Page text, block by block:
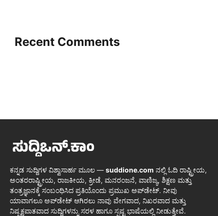
Recent Comments
ಕನ್ನಡ ಸುದ್ದಿಗಳ ವಿಶ್ವಾಸಾರ್ಹ ಮೂಲ — suddione.com ನಲ್ಲಿ ಓದಿ ರಾಷ್ಟ್ರೀಯ,
ಅಂತರರಾಷ್ಟ್ರೀಯ, ರಾಜಕೀಯ, ಕ್ರೀಡೆ, ಮನರಂಜನೆ, ವಾಣಿಜ್ಯ, ಶಿಕ್ಷಣ ಮತ್ತು
ತಂತ್ರಜ್ಞಾನಕ್ಕೆ ಸಂಬಂಧಿಸಿದ ಪ್ರತಿಯೊಂದು ಪ್ರಮುಖ ಅಪ್‌ಡೇಟ್. ನೀವು
ಯಾವಾಗಲೂ ಅಪ್‌ಡೇಟ್ ಆಗಿರಲು ನಾವು ವೇಗವಾದ, ನಿಖರವಾದ ಮತ್ತು
ನಿಷ್ಪಕ್ಷಪಾತವಾದ ಸುದ್ದಿಗಳನ್ನು ಸರಳ ಹಾಗೂ ಸ್ಪಷ್ಟ ಭಾಷೆಯಲ್ಲಿ ನೀಡುತ್ತೇವೆ.